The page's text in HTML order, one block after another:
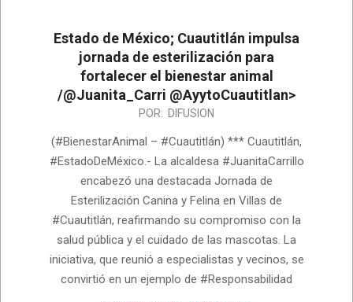
Estado de México; Cuautitlán impulsa
jornada de esterilización para
fortalecer el bienestar animal
/@Juanita_Carri @AyytoCuautitlan>
09
POR: DIFUSION
(#BienestarAnimal – #Cuautitlán) *** Cuautitlán,
#EstadoDeMéxico.- La alcaldesa #JuanitaCarrillo
encabezó una destacada Jornada de
Esterilización Canina y Felina en Villas de
#Cuautitlán, reafirmando su compromiso con la
salud pública y el cuidado de las mascotas. La
iniciativa, que reunió a especialistas y vecinos, se
convirtió en un ejemplo de #Responsabilidad